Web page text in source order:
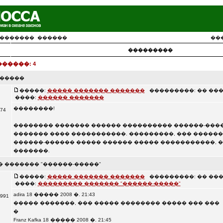
������
���������
4
�����: ����� ������� ����������������: �� ��� 28,
����: ������ �������
��������!
�������� ������� ������ ���������� ������-
������� ���� �����������. ���������, ���
������-������ ����� ������ ����� �����������,
�������.
������� "������-�����"
�����: ����� ������� ����������������: �� ��� 18,
����: ��������� ������� "������-�����"
adira 18 ����� 2008 �. 21:43
����� �������, ��� ����� �������� ����� ��� ���
�
Franz Kafka 18 ����� 2008 �. 21:45